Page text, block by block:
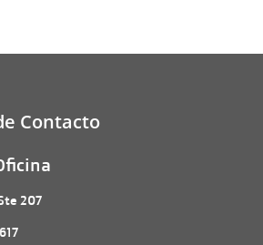
Contacto
207